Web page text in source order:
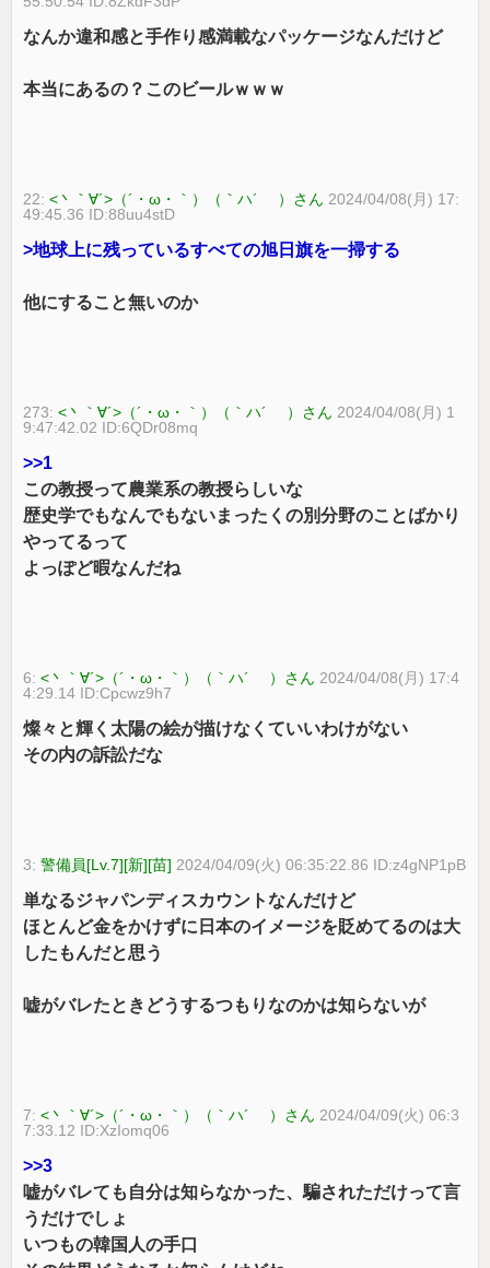
なんか違和感と手作り感満載なパッケージなんだけど
本当にあるの？このビールｗｗｗ
22:<丶｀∀´>（´・ω・｀）（｀ハ´ ）さん 2024/04/08(月) 17:
49:45.36 ID:88uu4stD
>地球上に残っているすべての旭日旗を一掃する
他にすること無いのか
273:<丶｀∀´>（´・ω・｀）（｀ハ´ ）さん 2024/04/08(月) 1
9:47:42.02 ID:6QDr08mq
>>1
この教授って農業系の教授らしいな
歴史学でもなんでもないまったくの別分野のことばかり
やってるって
よっぽど暇なんだね
6:<丶｀∀´>（´・ω・｀）（｀ハ´ ）さん 2024/04/08(月) 17:4
4:29.14 ID:Cpcwz9h7
燦々と輝く太陽の絵が描けなくていいわけがない
その内の訴訟だな
3:警備員[Lv.7][新][苗] 2024/04/09(火) 06:35:22.86 ID:z4gNP1pB
単なるジャパンディスカウントなんだけど
ほとんど金をかけずに日本のイメージを貶めてるのは大
したもんだと思う
嘘がバレたときどうするつもりなのかは知らないが
7:<丶｀∀´>（´・ω・｀）（｀ハ´ ）さん 2024/04/09(火) 06:3
7:33.12 ID:XzIomq06
>>3
嘘がバレても自分は知らなかった、騙されただけって言
うだけでしょ
いつもの韓国人の手口